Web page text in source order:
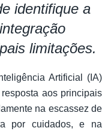
identifique a
limitações.
Artificial (IA)
aos principais
na escassez de
por cuidados, e na